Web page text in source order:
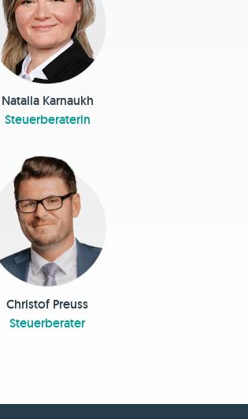
Natalia Karnaukh
Steuerberaterin
Christof Preuss
Steuerberater